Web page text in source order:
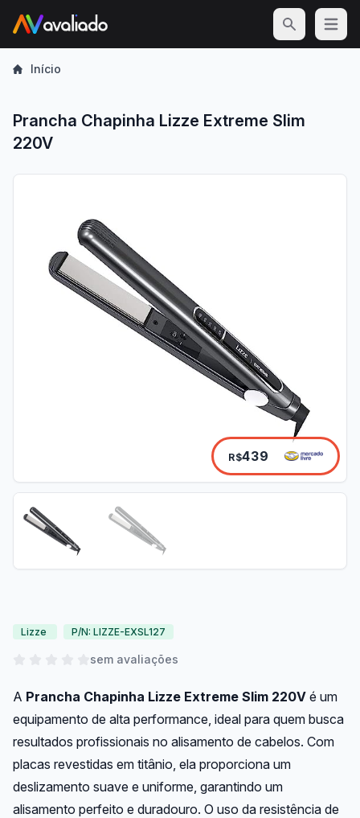
Open
Início
Prancha Chapinha Lizze Extreme Slim
220V
R$439
Lizze P/N: LIZZE-EXSL127
sem avaliações
A Prancha Chapinha Lizze Extreme Slim 220V é um
equipamento de alta performance, ideal para quem busca
resultados profissionais no alisamento de cabelos. Com
placas revestidas em titânio, ela proporciona um
deslizamento suave e uniforme, garantindo um
alisamento perfeito e duradouro. O uso da resistência de